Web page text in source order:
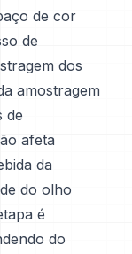
de cor
de
dos
amostragem
de
afeta
da
do olho
é
do